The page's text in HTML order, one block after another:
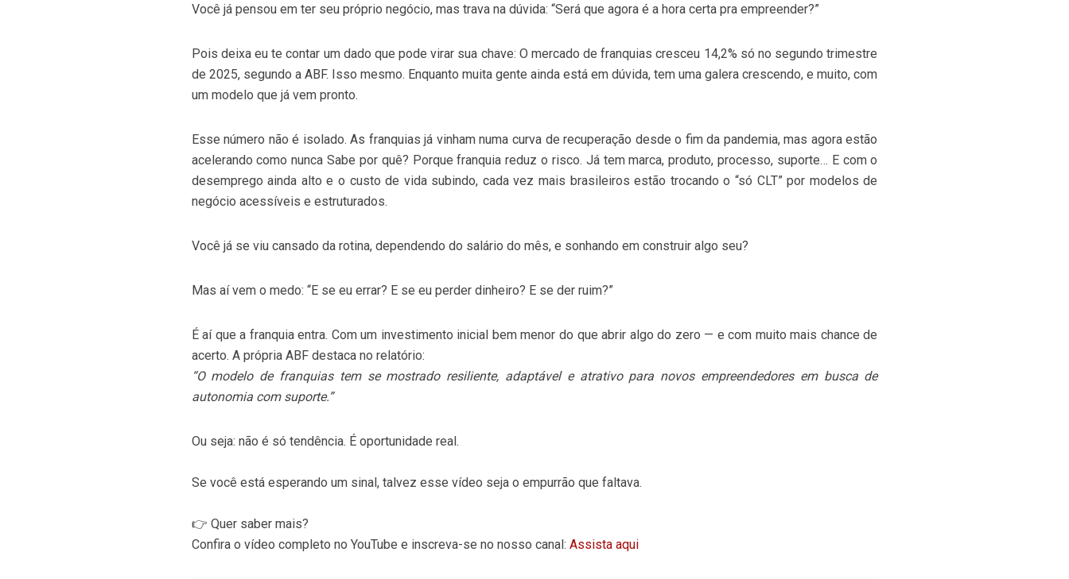
Você já pensou em ter seu próprio negócio, mas trava na dúvida: “Será que agora é a hora certa pra empreender?”
Pois deixa eu te contar um dado que pode virar sua chave: O mercado de franquias cresceu 14,2% só no segundo trimestre
de 2025, segundo a ABF. Isso mesmo. Enquanto muita gente ainda está em dúvida, tem uma galera crescendo, e muito, com
um modelo que já vem pronto.
Esse número não é isolado. As franquias já vinham numa curva de recuperação desde o fim da pandemia, mas agora estão
acelerando como nunca Sabe por quê? Porque franquia reduz o risco. Já tem marca, produto, processo, suporte… E com o
desemprego ainda alto e o custo de vida subindo, cada vez mais brasileiros estão trocando o “só CLT” por modelos de
negócio acessíveis e estruturados.
Você já se viu cansado da rotina, dependendo do salário do mês, e sonhando em construir algo seu?
Mas aí vem o medo: “E se eu errar? E se eu perder dinheiro? E se der ruim?”
É aí que a franquia entra. Com um investimento inicial bem menor do que abrir algo do zero — e com muito mais chance de
acerto. A própria ABF destaca no relatório:
“O modelo de franquias tem se mostrado resiliente, adaptável e atrativo para novos empreendedores em busca de
autonomia com suporte.”
Ou seja: não é só tendência. É oportunidade real.
Se você está esperando um sinal, talvez esse vídeo seja o empurrão que faltava.
👉 Quer saber mais?
Confira o vídeo completo no YouTube e inscreva-se no nosso canal: Assista aqui